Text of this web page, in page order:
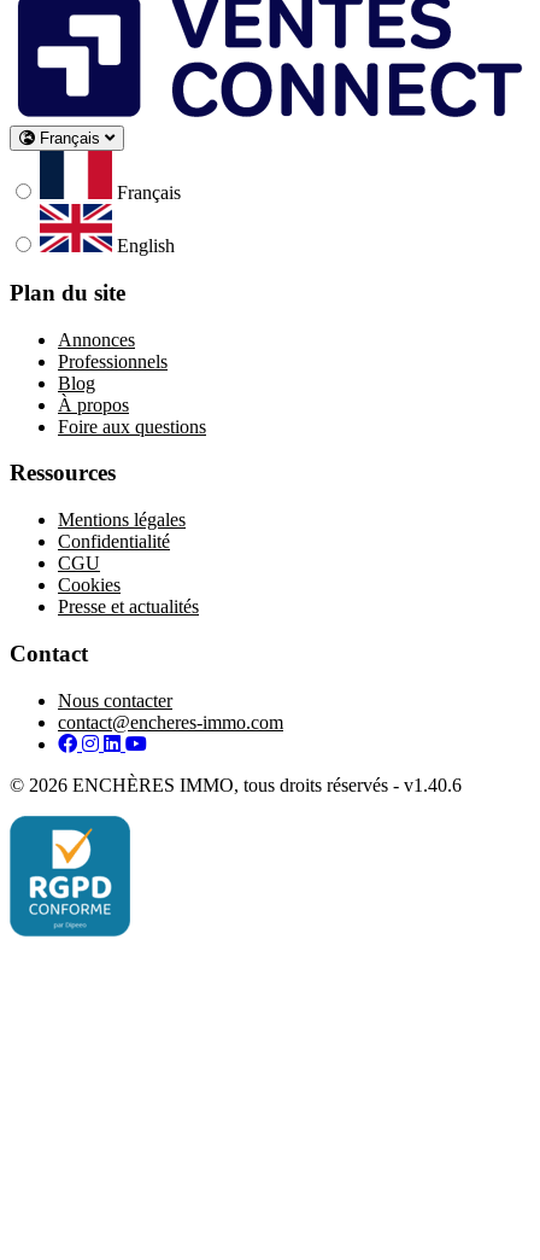
Français
Français
English
Plan du site
Annonces
Professionnels
Blog
À propos
Foire aux questions
Ressources
Mentions légales
Confidentialité
CGU
Cookies
Presse et actualités
Contact
Nous contacter
contact@encheres-immo.com
Facebook
Instagram
LinkedIn
YouTube
© 2026 ENCHÈRES IMMO, tous droits réservés - v1.40.6